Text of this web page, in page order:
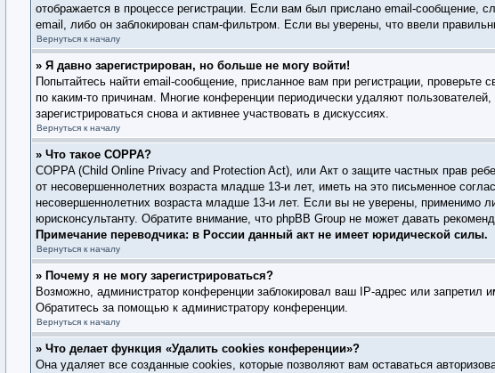
отображается в процессе регистрации. Если вам был прислано email-сообщение,
email, либо он заблокирован спам-фильтром. Если вы уверены, что ввели
Вернуться к началу
» Я давно зарегистрирован, но больше не могу войти!
Попытайтесь найти email-сообщение, присланное вам при регистрации,
по каким-то причинам. Многие конференции периодически удаляют
зарегистрироваться снова и активнее участвовать в дискуссиях.
Вернуться к началу
» Что такое COPPA?
COPPA (Child Online Privacy and Protection Act), или Акт о защите частных прав
от несовершеннолетних возраста младше 13-и лет, иметь на это письменное
несовершеннолетних возраста младше 13-и лет. Если вы не уверены, применимо
юрисконсультанту. Обратите внимание, что phpBB Group не может давать
Примечание переводчика: в России данный акт не имеет юридической силы.
Вернуться к началу
» Почему я не могу зарегистрироваться?
Возможно, администратор конференции заблокировал ваш IP-адрес или запретил
Обратитесь за помощью к администратору конференции.
Вернуться к началу
» Что делает функция «Удалить cookies конференции»?
Она удаляет все созданные cookies, которые позволяют вам оставаться